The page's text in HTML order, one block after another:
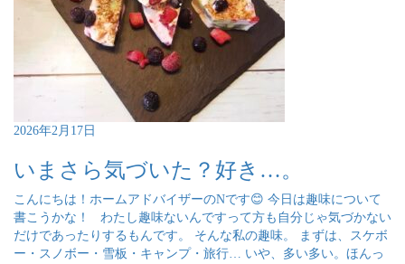
2026年2月17日
いまさら気づいた？好き…。
こんにちは！ホームアドバイザーのNです😊 今日は趣味について
書こうかな！ わたし趣味ないんですって方も自分じゃ気づかない
だけであったりするもんです。 そんな私の趣味。 まずは、スケボ
ー・スノボー・雪板・キャンプ・旅行… いや、多い多い。ほんっ